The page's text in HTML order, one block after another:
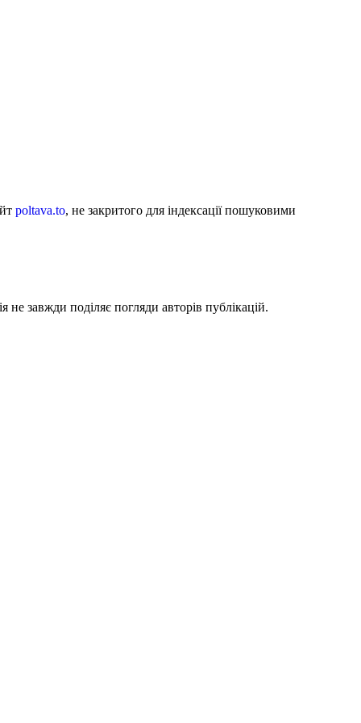
poltava.to, не закритого для індексації пошуковими
не завжди поділяє погляди авторів публікацій.